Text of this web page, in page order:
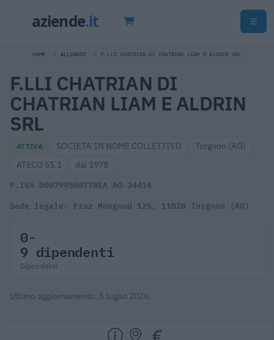
HOME ALLOGGIO F.LLI CHATRIAN DI CHATRIAN LIAM E ALDRIN SRL
F.LLI CHATRIAN DI
CHATRIAN LIAM E ALDRIN
SRL
ATTIVA SOCIETA' IN NOME COLLETTIVO
Torgnon (AO)
ATECO 55.1
dal 1978
P.IVA 00079950077REA AO-34414
Sede legale: Fraz Mongnod 125, 11020 Torgnon (AO)
0-
9 dipendenti
Dipendenti
Ultimo aggiornamento: 5 luglio 2026.